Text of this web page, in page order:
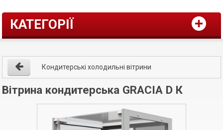
КАТЕГОРІЇ
Кондитерські холодильні вітрини
Вітрина кондитерська GRACIA D К